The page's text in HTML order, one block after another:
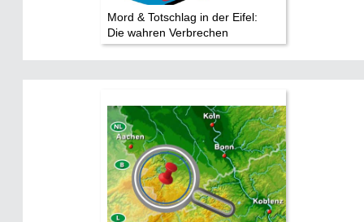
Mord & Totschlag in der Eifel:
Die wahren Verbrechen